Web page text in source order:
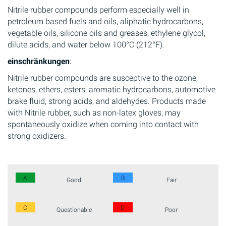
Nitrile rubber compounds perform especially well in
petroleum based fuels and oils, aliphatic hydrocarbons,
vegetable oils, silicone oils and greases, ethylene glycol,
dilute acids, and water below 100°C (212°F).
einschränkungen:
Nitrile rubber compounds are susceptive to the ozone,
ketones, ethers, esters, aromatic hydrocarbons, automotive
brake fluid, strong acids, and aldehydes. Products made
with Nitrile rubber, such as non-latex gloves, may
spontaneously oxidize when coming into contact with
strong oxidizers.
A Good B Fair
C Questionable D Poor